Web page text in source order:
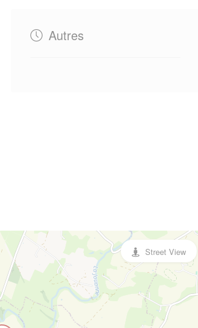
Autres
Street View